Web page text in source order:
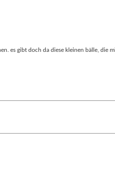
es gibt doch da diese kleinen bälle, die